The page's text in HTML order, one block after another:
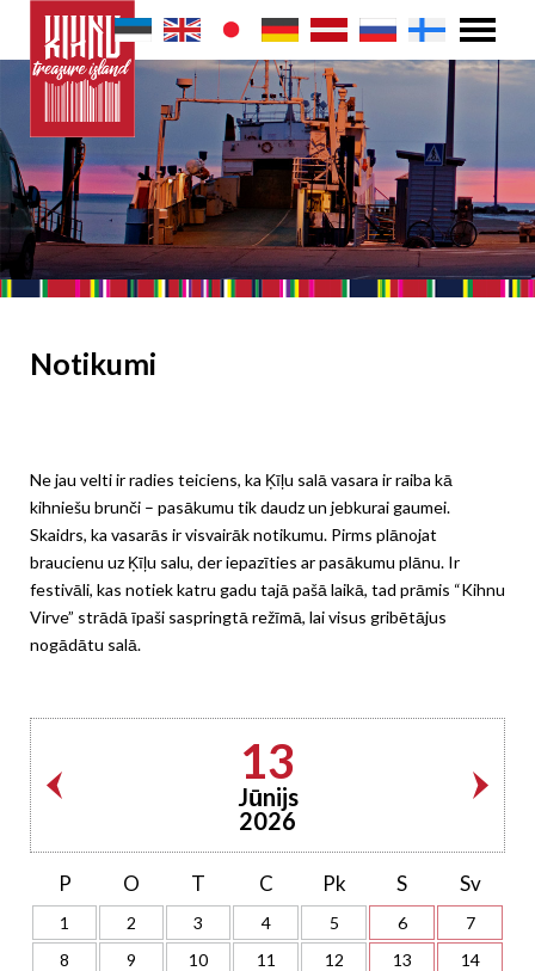
Notikumi
Ne jau velti ir radies teiciens, ka Ķīļu salā vasara ir raiba kā
kihniešu brunči – pasākumu tik daudz un jebkurai gaumei.
Skaidrs, ka vasarās ir visvairāk notikumu. Pirms plānojat
braucienu uz Ķīļu salu, der iepazīties ar pasākumu plānu. Ir
festivāli, kas notiek katru gadu tajā pašā laikā, tad prāmis “Kihnu
Virve” strādā īpaši saspringtā režīmā, lai visus gribētājus
nogādātu salā.
13
Jūnijs
2026
P O T C Pk S Sv
1 2 3 4 5 6
7
8
9 10 11 12 13
14